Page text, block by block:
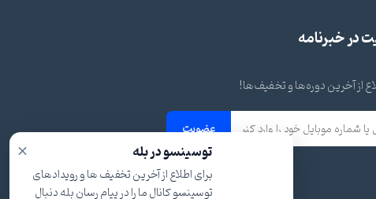
در خبرنامه
از آخرین دوره‌ها و تخفیف‌ها!
عضویت
× توسینسو در بله
برای اطلاع از آخرین تخفیف ها و رویدادهای
توسینسو کانال ما را در پیام رسان بله دنبال